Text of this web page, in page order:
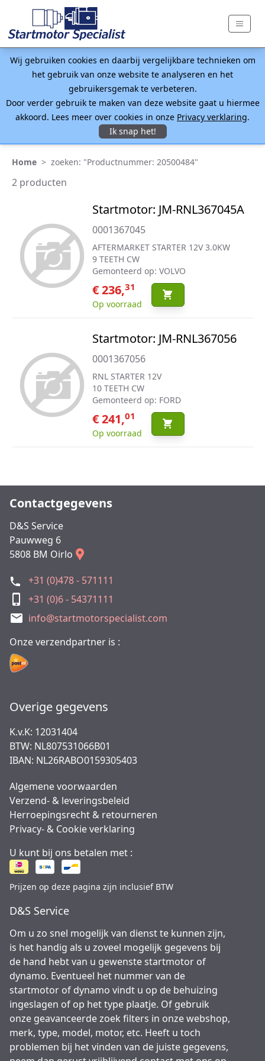
Wij gebruiken cookies en daarbij vergelijkbare technieken om
het gebruik van onze website te analyseren en het
gebruikersgemak te verbeteren.
Door verder gebruik te maken van deze website gaat u hiermee
akkoord. Lees meer over cookies in onze Privacy verklaring.
Ik snap het!
Home > zoeken: "Productnummer: 20500484"
2 producten
Startmotor: JM-RNL367045A
0001367045
AFTERMARKET STARTER 12V 3.0KW
9 TEETH CW
Gemonteerd op: VOLVO
€ 236,31
Op voorraad
Startmotor: JM-RNL367056
0001367056
RNL STARTER 12V
10 TEETH CW
Gemonteerd op: FORD
€ 241,01
Op voorraad
Contactgegevens
D&S Service
Pauwweg 6
5808 BM Oirlo
+31 (0)478 - 571111
+31 (0)6 - 54371111
info@startmotorspecialist.com
Onze verzendpartner is :
Overige gegevens
K.v.K: 12031404
BTW: NL807531066B01
IBAN: NL26RABO0159305403
Algemene voorwaarden
Verzend- & leveringsbeleid
Herroepingsrecht & retourneren
Privacy- & Cookie verklaring
U kunt bij ons betalen met :
Prijzen op deze pagina zijn inclusief BTW
D&S Service
Om u zo snel mogelijk van dienst te kunnen zijn,
is het handig als u zoveel mogelijk gegevens bij
de hand hebt van u gewenste startmotor of
dynamo. Eventueel het nummer van de
startmotor of dynamo vindt u op de behuizing
ingeslagen of op het type plaatje. Of gebruik
onze geavanceerde zoek filters in onze webshop,
merk, type, model, motor, etc. Heeft u toch
problemen bij het vinden van de juiste gegevens,